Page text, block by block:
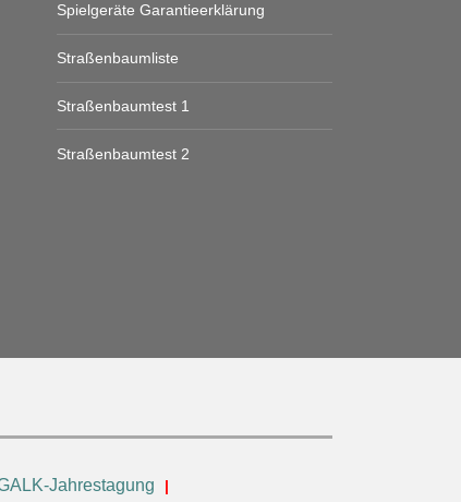
Spielgeräte Garantieerklärung
Straßenbaumliste
Straßenbaumtest 1
Straßenbaumtest 2
Jahrestagung